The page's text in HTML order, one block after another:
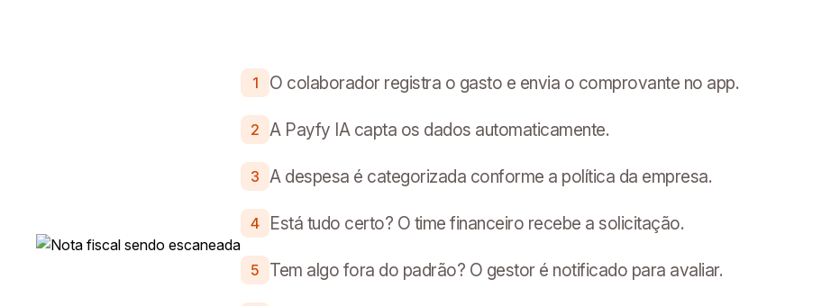
1 O colaborador registra o gasto e envia o comprovante no app.
2 A Payfy IA capta os dados automaticamente.
3 A despesa é categorizada conforme a política da empresa.
4 Está tudo certo? O time financeiro recebe a solicitação.
5 Tem algo fora do padrão? O gestor é notificado para avaliar.